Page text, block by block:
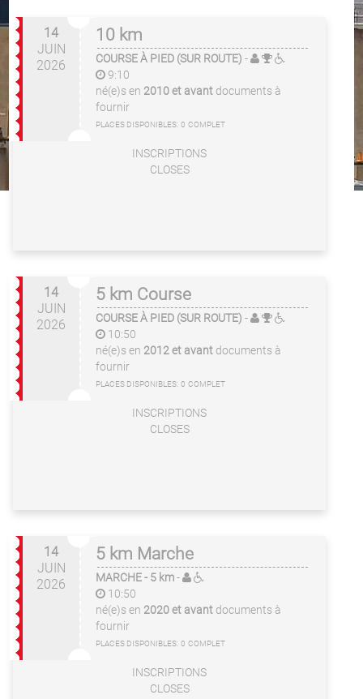
14
JUIN
2026
10 km
COURSE À PIED (SUR ROUTE) -
9:10
né(e)s en 2010 et avant documents à
fournir
PLACES DISPONIBLES: 0 COMPLET
INSCRIPTIONS
CLOSES
14
JUIN
2026
5 km Course
COURSE À PIED (SUR ROUTE) -
10:50
né(e)s en 2012 et avant documents à
fournir
PLACES DISPONIBLES: 0 COMPLET
INSCRIPTIONS
CLOSES
14
JUIN
2026
5 km Marche
MARCHE- 5 km-
10:50
né(e)s en 2020 et avant documents à
fournir
PLACES DISPONIBLES: 0 COMPLET
INSCRIPTIONS
CLOSES